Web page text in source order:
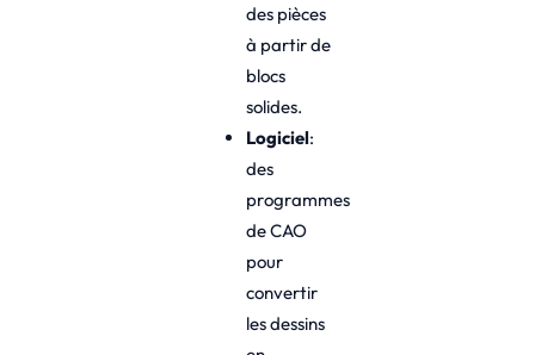
des pièces
à partir de
blocs
solides.
Logiciel:
des
programmes
de CAO
pour
convertir
les dessins